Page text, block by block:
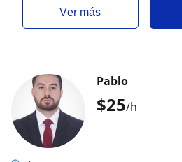
ver más
$25/h
Pablo